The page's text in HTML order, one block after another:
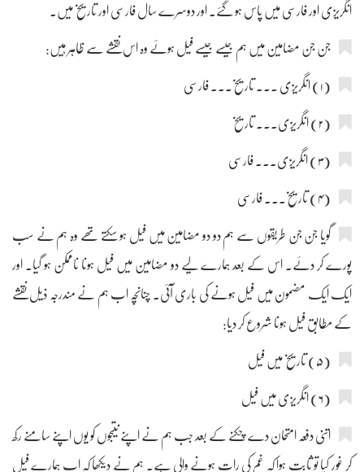
انگریزی اور فارسی میں پاس ہو گئے۔ اور دوسرے سال فارسی اور تاریخ میں۔
جن جن مضامین میں ہم جیسے جیسے فیل ہوئے وہ اس نقشے سے ظاہر ہیں:
(۱) انگریزی ۔۔۔ تاریخ۔۔۔ فارسی
(۲) انگریزی۔۔۔ تاریخ
(۳) انگریزی۔۔۔ فارسی
(۴) تاریخ۔۔۔ فارسی
گویا جن جن طریقوں سے ہم دو دو مضامین میں فیل ہو سکتے تھے وہ ہم نے سب
پورے کر دئے۔ اس کے بعد ہمارے لیے دو مضامین میں فیل ہونا ناممکن ہو گیا۔ اور
ایک ایک مضمون میں فیل ہونے کی باری آئی۔ چنانچہ اب ہم نے مندرجہ ذیل نقشے
کے مطابق فیل ہونا شروع کر دیا:
(۵) تاریخ میں فیل
(۶) انگریزی میں فیل
اتنی دفعہ امتحان دے چکنے کے بعد جب ہم نے اپنے نتیجوں کو یوں اپنے سامنے رکھ
کر غور کیا تو ثابت ہوا کہ غم کی رات ہونے والی ہے۔ ہم نے دیکھا کہ اب ہمارے فیل